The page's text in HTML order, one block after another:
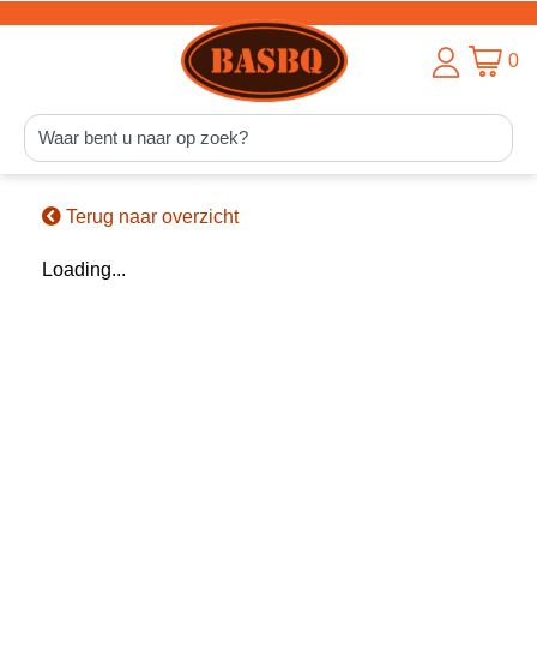
0
Terug naar overzicht
Loading...